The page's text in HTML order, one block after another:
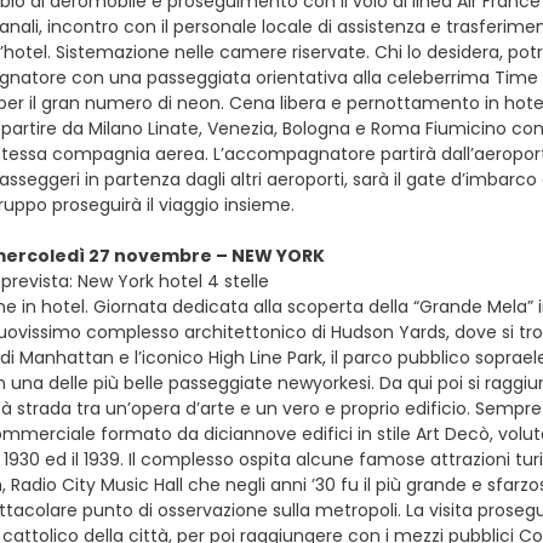
incontro con il personale locale di assistenza e
Sistemazione nelle camere riservate. Chi lo desidera,
con una passeggiata orientativa alla celeberrima
il gran numero di neon. Cena libera e pernottamento in
partire da Milano Linate, Venezia, Bologna e Roma Fiumicino
compagnia aerea. L’accompagnatore partirà
in partenza dagli altri aeroporti, sarà il gate d’imbarco
proseguirà il viaggio insieme.
27 novembre – NEW YORK
New York hotel 4 stelle
in hotel. Giornata dedicata alla scoperta della “Grande
complesso architettonico di Hudson Yards, dove si
Manhattan e l’iconico High Line Park, il parco pubblico
delle più belle passeggiate newyorkesi. Da qui poi si
strada tra un’opera d’arte e un vero e proprio edificio.
formato da diciannove edifici in stile Art Decò,
ed il 1939. Il complesso ospita alcune famose attrazioni
City Music Hall che negli anni ’30 fu il più grande e
punto di osservazione sulla metropoli. La visita
della città, per poi raggiungere con i mezzi pubblici